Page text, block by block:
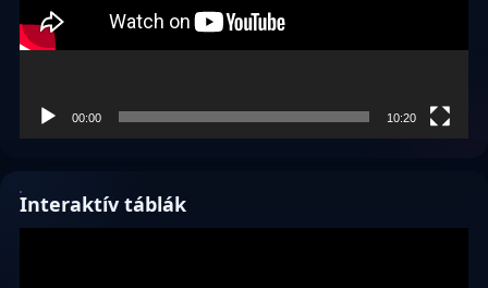
00:00 10:20
Interaktív táblák